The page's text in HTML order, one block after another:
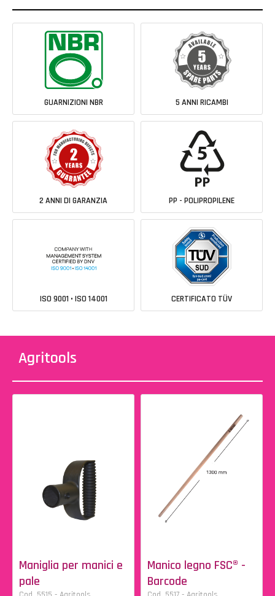
GUARNIZIONI NBR 5 ANNI RICAMBI
2 ANNI DI GARANZIA PP - POLIPROPILENE
ISO 9001 • ISO 14001 CERTIFICATO TÜV
Agritools
Maniglia per manici e
pale
Manico legno FSC® -
Barcode